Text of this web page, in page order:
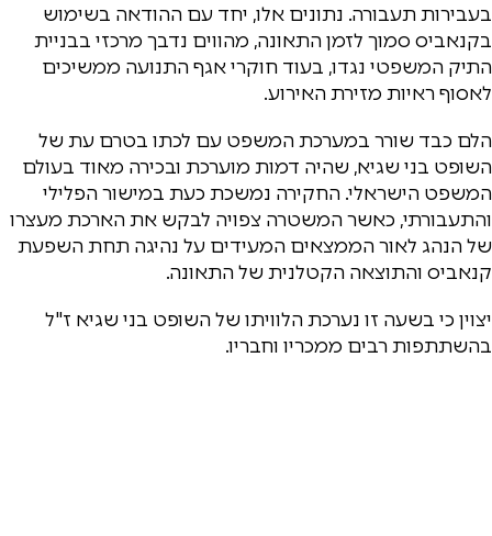
בעבירות תעבורה. נתונים אלו, יחד עם ההודאה בשימוש
בקנאביס סמוך לזמן התאונה, מהווים נדבך מרכזי בבניית
התיק המשפטי נגדו, בעוד חוקרי אגף התנועה ממשיכים
לאסוף ראיות מזירת האירוע.
הלם כבד שורר במערכת המשפט עם לכתו בטרם עת של
השופט בני שגיא, שהיה דמות מוערכת ובכירה מאוד בעולם
המשפט הישראלי. החקירה נמשכת כעת במישור הפלילי
והתעבורתי, כאשר המשטרה צפויה לבקש את הארכת מעצרו
של הנהג לאור הממצאים המעידים על נהיגה תחת השפעת
קנאביס והתוצאה הקטלנית של התאונה.
יצוין כי בשעה זו נערכת הלוויתו של השופט בני שגיא ז"ל
בהשתתפות רבים ממכריו וחבריו.